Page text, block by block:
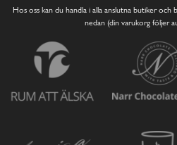
Hos oss kan du handla i alla anslutna butiker och
nedan (din varukorg följer